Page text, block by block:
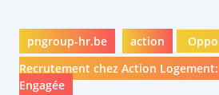
pngroup-hr.be action
Recrutement chez Action
Engagée